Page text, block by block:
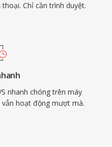
Chỉ cần trình duyệt.
nhanh chóng trên máy
hoạt động mượt mà.